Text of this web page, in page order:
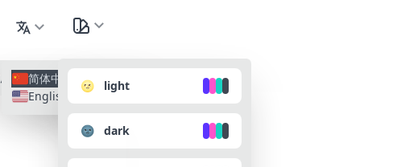
所有语种简体中文
English
🌝 light
🌚 dark